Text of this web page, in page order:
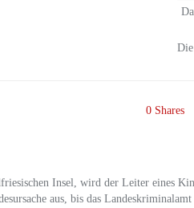
0 Shares
Insel, wird der Leiter eines
aus, bis das